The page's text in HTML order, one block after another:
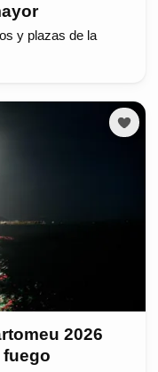
y plazas de la
2026
fuego